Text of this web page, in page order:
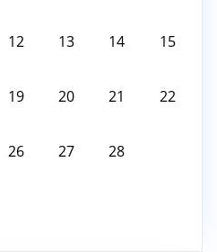
12 13 14 15
19 20 21 22
26 27 28